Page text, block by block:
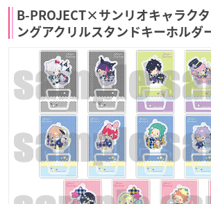
B-PROJECT×サンリオキャラク
ングアクリルスタンドキーホルダ